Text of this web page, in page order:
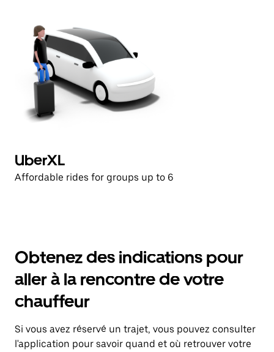
UberXL
Affordable rides for groups up to 6
Obtenez des indications pour
aller à la rencontre de votre
chauffeur
Si vous avez réservé un trajet, vous pouvez consulter
l'application pour savoir quand et où retrouver votre